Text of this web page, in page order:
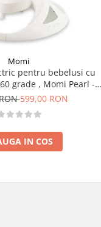
Momi
pentru bebelusi cu
grade , Momi Pearl -
Grey599,00 RON
IN COS